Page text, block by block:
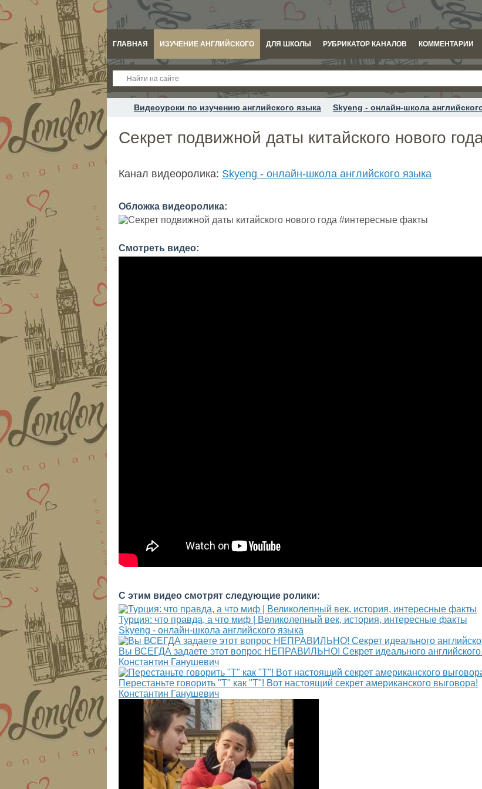
ГЛАВНАЯ ИЗУЧЕНИЕ АНГЛИЙСКОГО ДЛЯ ШКОЛЫ РУБРИКАТОР КАНАЛОВ КОММЕНТАРИИ
Видеоуроки по изучению английского языка Skyeng - онлайн-школа
Секрет подвижной даты китайского нового
Канал видеоролика: Skyeng - онлайн-школа английского языка
Обложка видеоролика:
Смотреть видео:
С этим видео смотрят следующие ролики:
Турция: что правда, а что миф | Великолепный век, история, интересные факты
Skyeng - онлайн-школа английского языка
Вы ВСЕГДА задаете этот вопрос НЕПРАВИЛЬНО! Секрет идеального английского.
Константин Ганушевич
Перестаньте говорить "Т" как "Т"! Вот настоящий секрет американского выговора!
Константин Ганушевич